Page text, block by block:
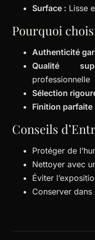
Surface : Lisse
Pourquoi
Authenticité
Qualité
professionnelle
Sélection
Finition parfaite
Conseils
Protéger de
Nettoyer avec
Éviter
Conserver